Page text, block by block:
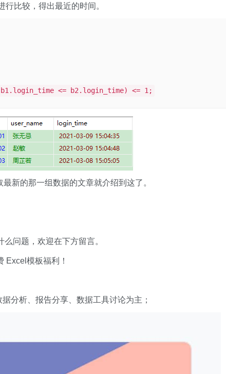
比较，得出最近的时间。
b1.login_time <= b2.login_time) <= 1;
新的那一组数据的文章就介绍到这了。
问题，欢迎在下方留言。
Excel模板福利​​​​！
分析、报告分享、数据工具讨论为主；